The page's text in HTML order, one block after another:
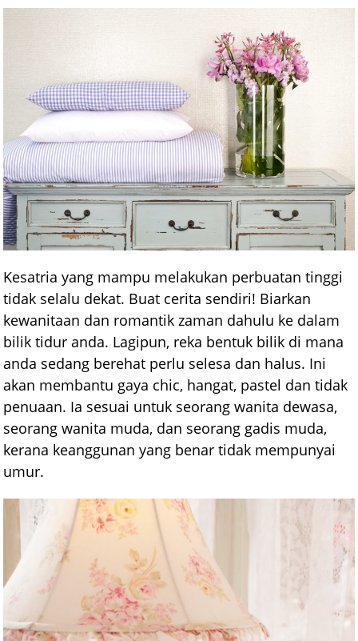
Kesatria yang mampu melakukan perbuatan tinggi
tidak selalu dekat. Buat cerita sendiri! Biarkan
kewanitaan dan romantik zaman dahulu ke dalam
bilik tidur anda. Lagipun, reka bentuk bilik di mana
anda sedang berehat perlu selesa dan halus. Ini
akan membantu gaya chic, hangat, pastel dan tidak
penuaan. Ia sesuai untuk seorang wanita dewasa,
seorang wanita muda, dan seorang gadis muda,
kerana keanggunan yang benar tidak mempunyai
umur.